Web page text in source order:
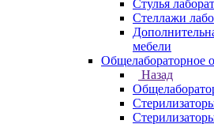
Стулья
Стеллажи
мебели
Общелабораторное
Назад